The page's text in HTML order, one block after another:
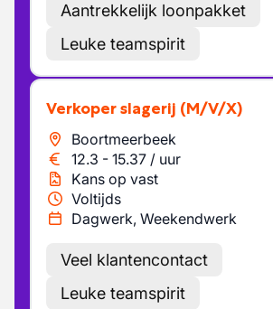
Aantrekkelijk loonpakket
Leuke teamspirit
Verkoper slagerij (M/V/X)
Boortmeerbeek
12.3 - 15.37 / uur
Kans op vast
Voltijds
Dagwerk, Weekendwerk
Veel klantencontact
Leuke teamspirit